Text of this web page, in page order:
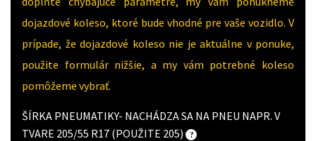
dojazdové koleso, ktoré bude vhodné pre vaše vozidlo. V
prípade, že dojazdové koleso nie je aktuálne v ponuke,
použite formulár nižšie, a my vám potrebné koleso
pomôžeme vybrať.
ŠÍRKA PNEUMATIKY- NACHÁDZA SA NA PNEU NAPR. V
TVARE 205/55 R17 (POUŽITE 205)